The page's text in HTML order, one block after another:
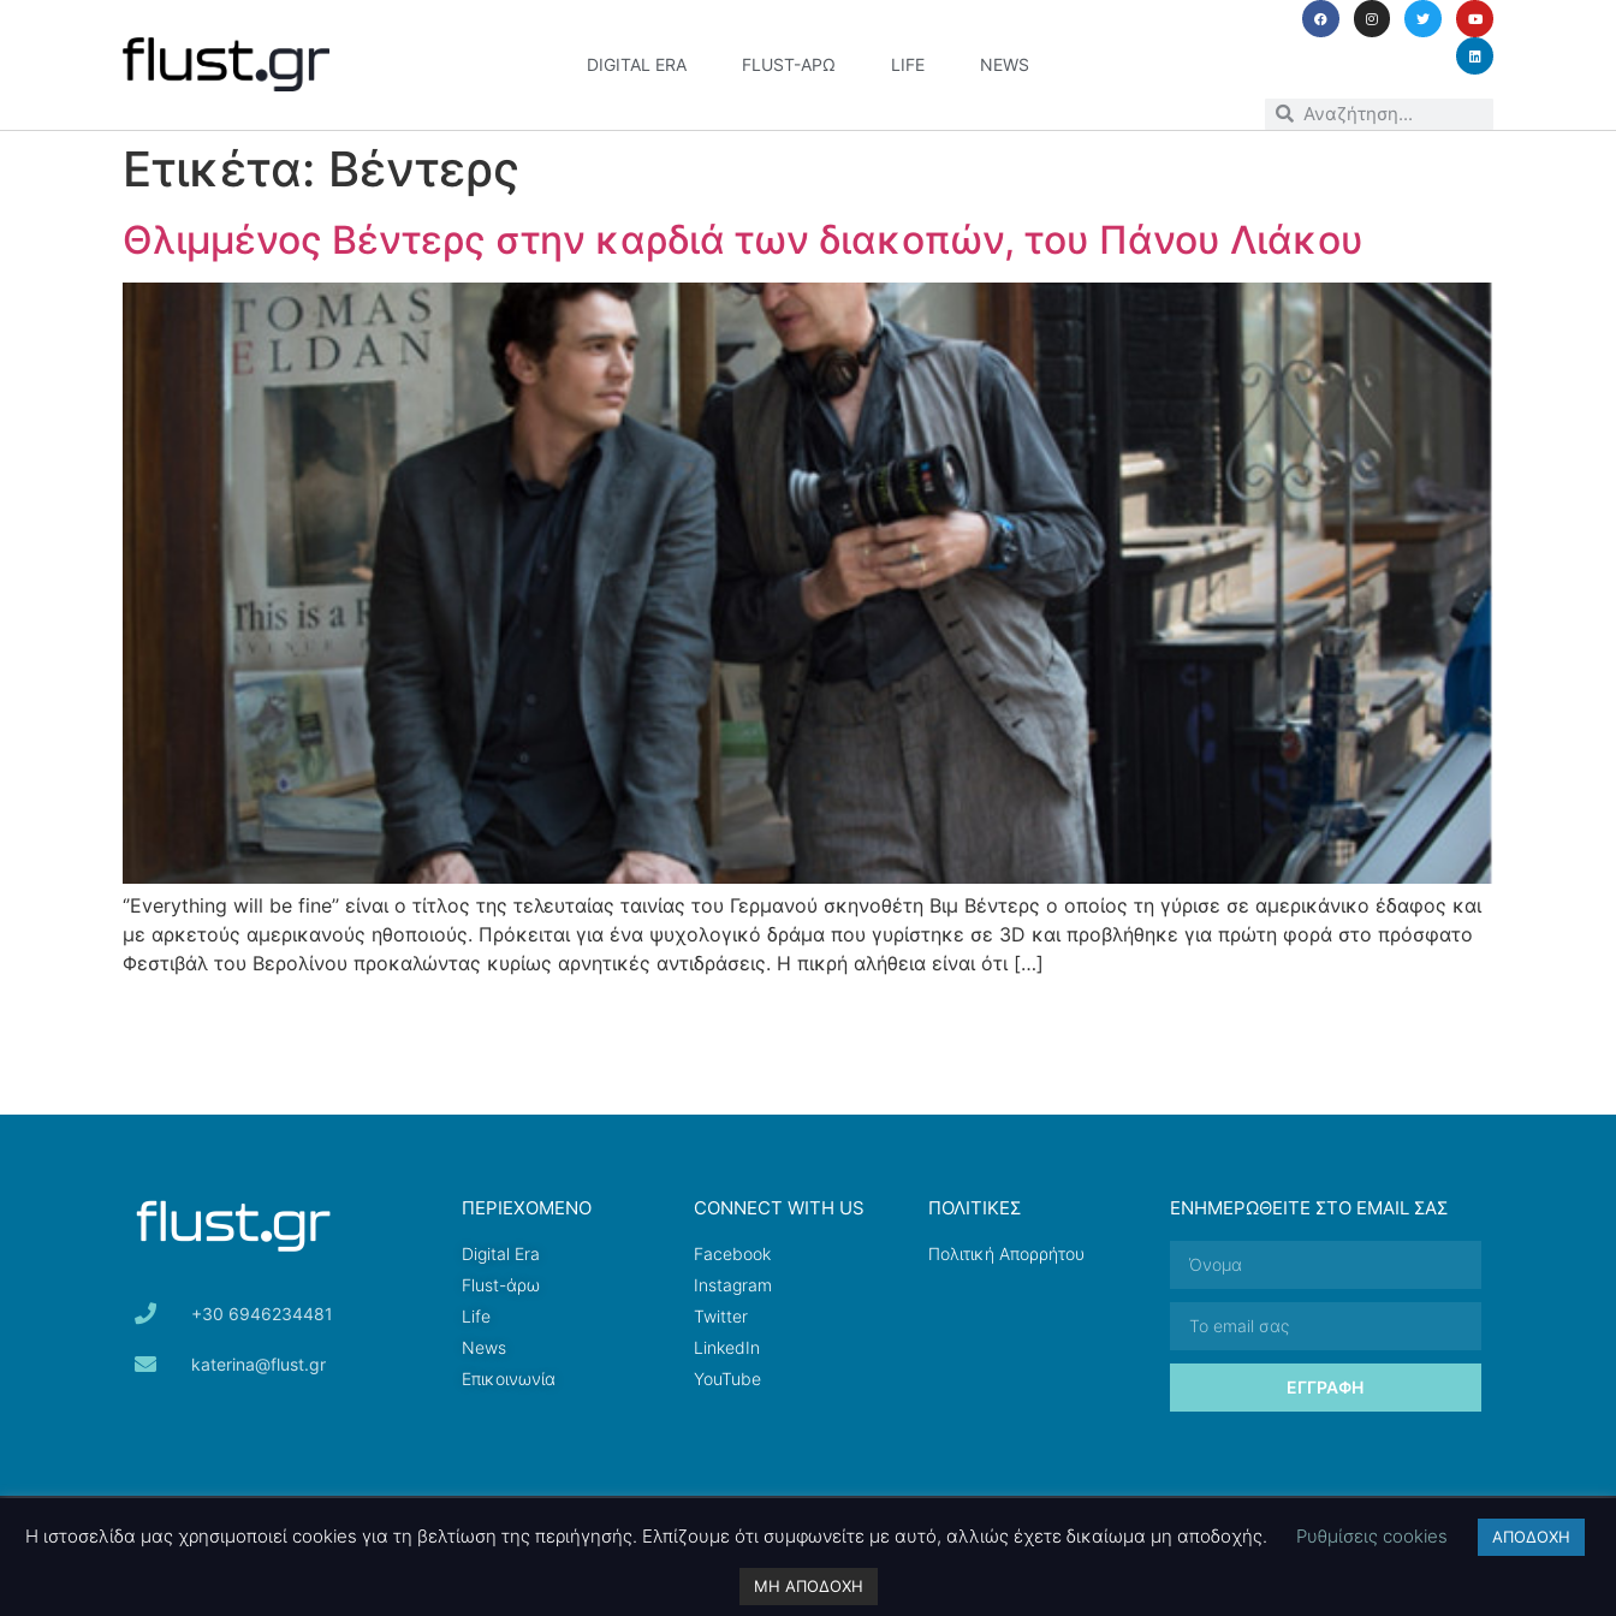
DIGITAL ERA FLUST-ΆΡΩ LIFE NEWS
Ετικέτα: Βέντερς
Θλιμμένος Βέντερς στην καρδιά των διακοπών, του Πάνου Λιάκου
‘’Everything will be fine’’ είναι ο τίτλος της τελευταίας ταινίας του Γερμανού σκηνοθέτη Βιμ Βέντερς ο οποίος τη γύρισε σε αμερικάνικο έδαφος και
με αρκετούς αμερικανούς ηθοποιούς. Πρόκειται για ένα ψυχολογικό δράμα που γυρίστηκε σε 3D και προβλήθηκε για πρώτη φορά στο πρόσφατο
Φεστιβάλ του Βερολίνου προκαλώντας κυρίως αρνητικές αντιδράσεις. Η πικρή αλήθεια είναι ότι […]
+30 6946234481
katerina@flust.gr
ΠΕΡΙΕΧΟΜΕΝΟ
Digital Era
Flust-άρω
Life
News
Επικοινωνία
CONNECT WITH US
Facebook
Instagram
Twitter
LinkedIn
YouTube
ΠΟΛΙΤΙΚΕΣ
Πολιτική Απορρήτου
ΕΝΗΜΕΡΩΘΕΊΤΕ ΣΤΟ EMAIL ΣΑΣ
ΕΓΓΡΑΦΉ
© 2026 nettings, ltd. All rights reserved.
nettings, ltd . Powered by
Η ιστοσελίδα μας χρησιμοποιεί cookies για τη βελτίωση της περιήγησής. Ελπίζουμε ότι συμφωνείτε με αυτό, αλλιώς έχετε δικαίωμα μη αποδοχής. Ρυθμίσεις cookies ΑΠΟΔΟΧΗ
ΜΗ ΑΠΟΔΟΧΗ